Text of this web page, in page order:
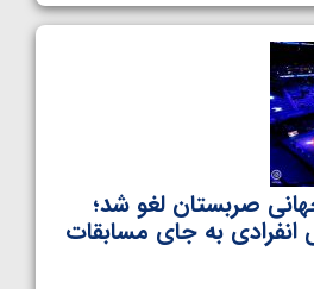
صربستان لغو شد؛
انفرادی به جای مسابقات